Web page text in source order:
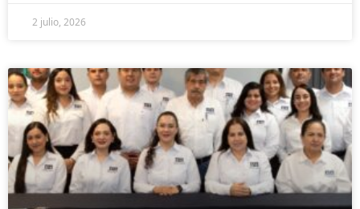
2 julio, 2026